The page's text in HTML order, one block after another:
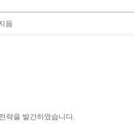
음
략을 발간하였습니다.